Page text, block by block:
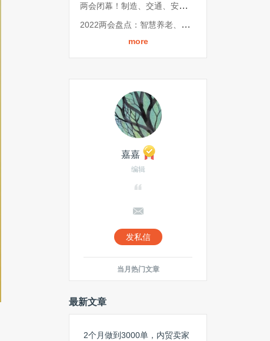
两会闭幕！制造、交通、安全，这是「城市数字化」的10份提案
2022两会盘点：智慧养老、数字医疗是热点，药、械提质创新任重道远
more
嘉嘉
编辑
发私信
当月热门文章
最新文章
2个月做到3000单，内贸卖家